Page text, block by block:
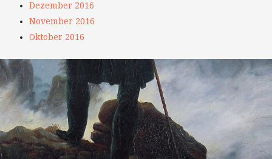
Dezember 2016
November 2016
Oktober 2016